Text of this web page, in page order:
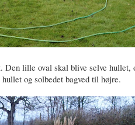
lille oval skal blive selve hullet,
og solbedet bagved til højre.